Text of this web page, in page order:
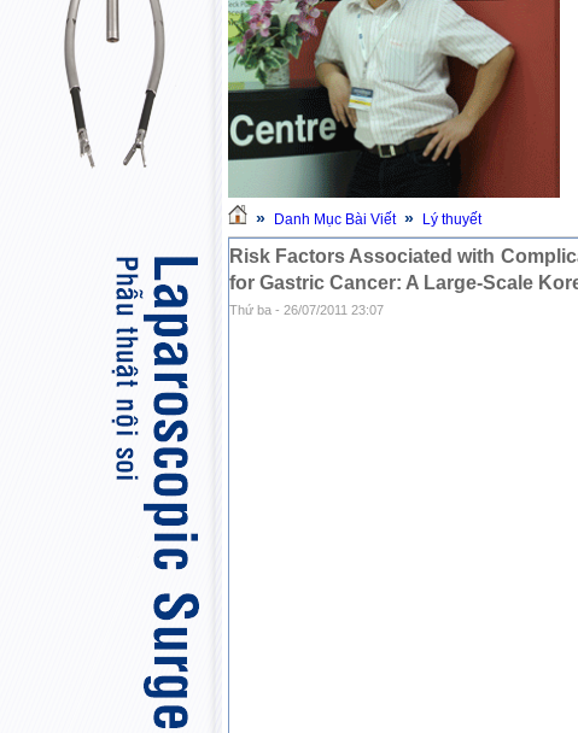
» Danh Mục Bài Viết » Lý thuyết
Risk Factors Associated with
for Gastric Cancer: A Large-Scale
Thứ ba - 26/07/2011 23:07